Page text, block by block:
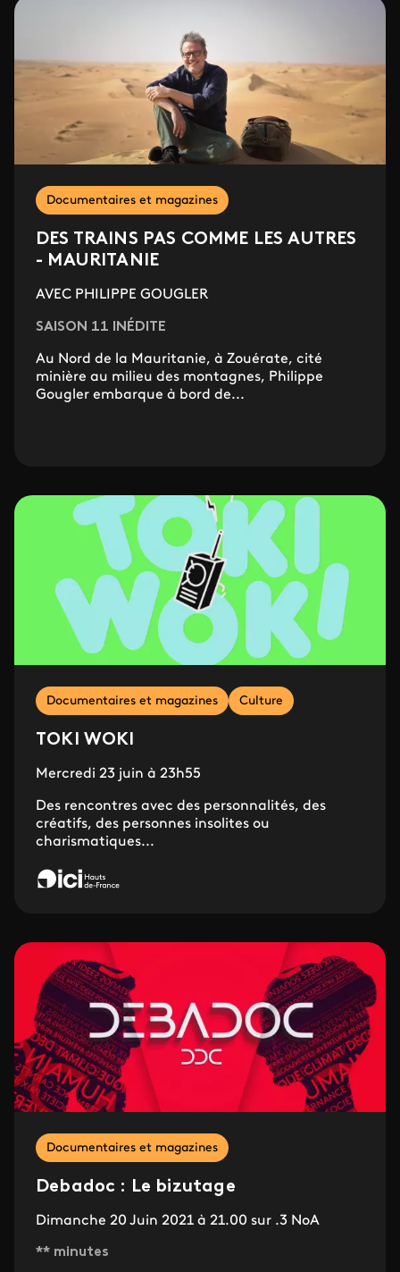
Documentaires et magazines
DES TRAINS PAS COMME LES AUTRES
- MAURITANIE
AVEC PHILIPPE GOUGLER
SAISON 11 INÉDITE
Au Nord de la Mauritanie, à Zouérate, cité
minière au milieu des montagnes, Philippe
Gougler embarque à bord de...
Documentaires et magazines Culture
TOKI WOKI
Mercredi 23 juin à 23h55
Des rencontres avec des personnalités, des
créatifs, des personnes insolites ou
charismatiques...
Documentaires et magazines
Debadoc : Le bizutage
Dimanche 20 Juin 2021 à 21.00 sur .3 NoA
** minutes